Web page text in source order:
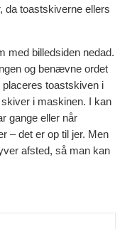
da toastskiverne ellers
med billedsiden nedad.
og benævne ordet
placeres toastskiven i
i maskinen. I kan
gange eller når
– det er op til jer. Men
afsted, så man kan